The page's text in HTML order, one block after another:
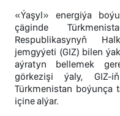
«Ýaşyl» energiýa
çäginde
Respublikasynyň
jemgyýeti (GIZ) bilen
aýratyn bellemek
görkezişi ýaly,
Türkmenistan boýunça
içine alýar.